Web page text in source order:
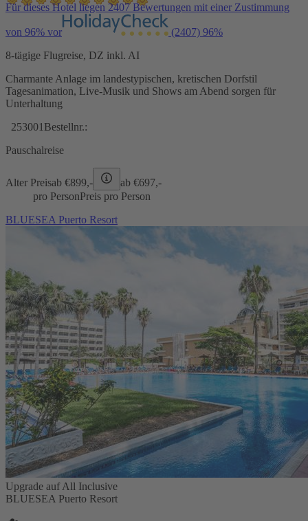
Für dieses Hotel liegen 2407 Bewertungen mit einer Zustimmung
von 96% vor (2407) 96%
8-tägige Flugreise, DZ inkl. AI
Charmante Anlage im landestypischen, kretischen Dorfstil
Tagesanimation, Live-Musik und Shows am Abend sorgen für
Unterhaltung
253001 Bestellnr.:
Pauschalreise
Alter Preisab €899,- ab €697,-
pro PersonPreis pro Person
BLUESEA Puerto Resort
Upgrade auf All Inclusive
BLUESEA Puerto Resort